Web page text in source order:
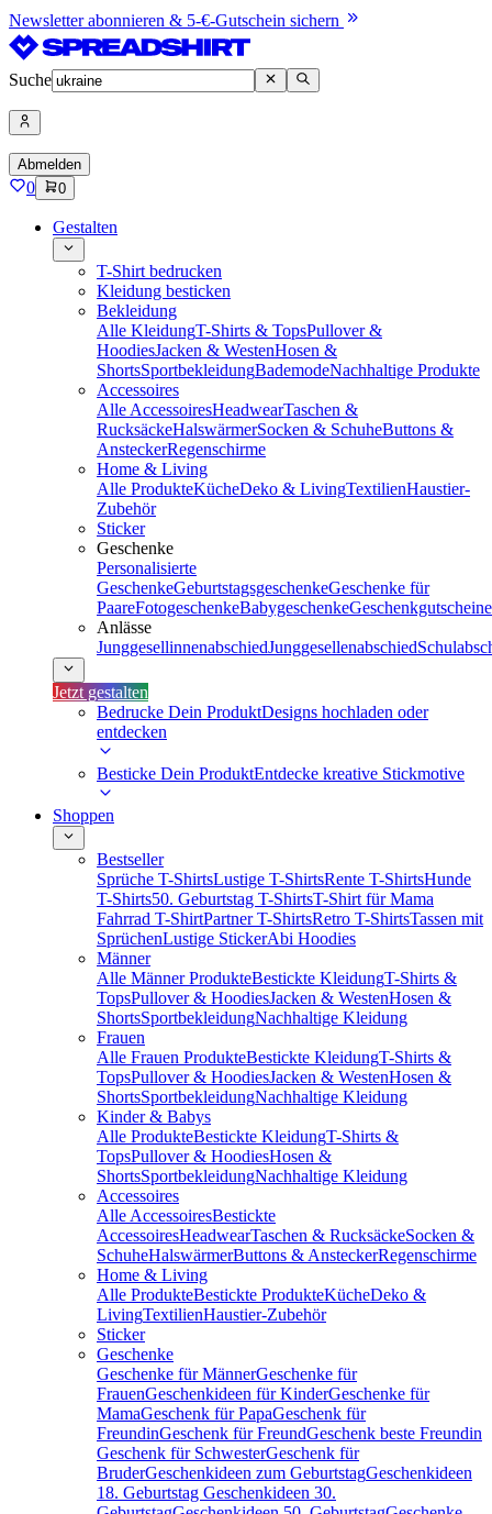
Newsletter abonnieren & 5-€-Gutschein sichern
Suche
Abmelden
0 0
Gestalten
T-Shirt bedrucken
Kleidung besticken
Bekleidung
Alle KleidungT-Shirts & TopsPullover &
HoodiesJacken & WestenHosen &
ShortsSportbekleidungBademodeNachhaltige Produkte
Accessoires
Alle AccessoiresHeadwearTaschen &
RucksäckeHalswärmerSocken & SchuheButtons &
AnsteckerRegenschirme
Home & Living
Alle ProdukteKücheDeko & LivingTextilienHaustier-
Zubehör
Sticker
Geschenke
Personalisierte
GeschenkeGeburtstagsgeschenkeGeschenke für
PaareFotogeschenkeBabygeschenkeGeschenkgutscheine
Anlässe
JunggesellinnenabschiedJunggesellenabschied
Jetzt gestalten
Bedrucke Dein ProduktDesigns hochladen oder
entdecken
Besticke Dein ProduktEntdecke kreative Stickmotive
Shoppen
Bestseller
Sprüche T-ShirtsLustige T-ShirtsRente T-ShirtsHunde
T-Shirts50. Geburtstag T-ShirtsT-Shirt für Mama
Fahrrad T-ShirtPartner T-ShirtsRetro T-ShirtsTassen mit
SprüchenLustige StickerAbi Hoodies
Männer
Alle Männer ProdukteBestickte KleidungT-Shirts &
TopsPullover & HoodiesJacken & WestenHosen &
ShortsSportbekleidungNachhaltige Kleidung
Frauen
Alle Frauen ProdukteBestickte KleidungT-Shirts &
TopsPullover & HoodiesJacken & WestenHosen &
ShortsSportbekleidungNachhaltige Kleidung
Kinder & Babys
Alle ProdukteBestickte KleidungT-Shirts &
TopsPullover & HoodiesHosen &
ShortsSportbekleidungNachhaltige Kleidung
Accessoires
Alle AccessoiresBestickte
AccessoiresHeadwearTaschen & RucksäckeSocken &
SchuheHalswärmerButtons & AnsteckerRegenschirme
Home & Living
Alle ProdukteBestickte ProdukteKücheDeko &
LivingTextilienHaustier-Zubehör
Sticker
Geschenke
Geschenke für MännerGeschenke für
FrauenGeschenkideen für KinderGeschenke für
MamaGeschenk für PapaGeschenk für
FreundinGeschenk für FreundGeschenk beste Freundin
Geschenk für SchwesterGeschenk für
BruderGeschenkideen zum GeburtstagGeschenkideen
18. Geburtstag Geschenkideen 30.